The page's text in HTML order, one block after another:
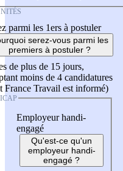
parmi les 1ers à postuler
serez-vous parmi les
premiers à postuler ?
de plus de 15 jours,
moins de 4 candidatures
France Travail est informé)
Employeur handi-
engagé
Qu'est-ce qu'un
employeur handi-
engagé ?